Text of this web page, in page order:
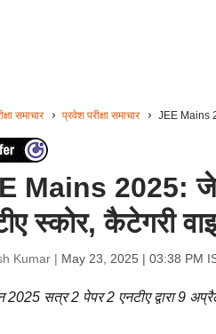
समाचार प्रवेश परीक्षा समाचार JEE Mains
Mains 2025:
स्कोर, कैटेगरी
Kumar | May 23, 2025 | 03:38 PM
2025 सत्र 2 पेपर 2 एनटीए द्वारा 9